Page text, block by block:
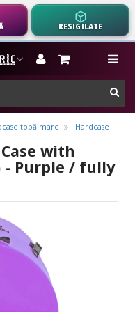
RESIGILATE
🇷🇴
tobă mare Hardcase
with
- Purple / fully